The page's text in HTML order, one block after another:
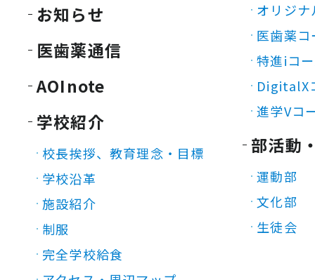
お知らせ
医歯薬通信
AOInote
学校紹介
校長挨拶、教育理念・目標
学校沿革
施設紹介
制服
完全学校給食
オリジ
医歯薬コ
特進iコ
DigitalX
進学Vコ
部活動
運動部
文化部
生徒会